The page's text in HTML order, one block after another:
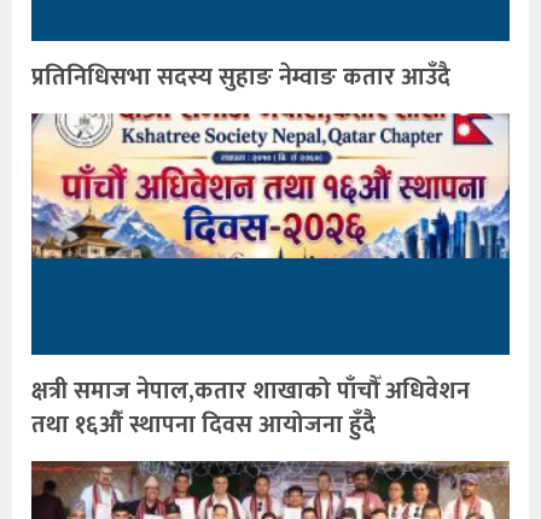
प्रतिनिधिसभा सदस्य सुहाङ नेम्वाङ कतार आउँदै
क्षत्री समाज नेपाल,कतार शाखाको पाँचौँ अधिवेशन
तथा १६औँ स्थापना दिवस आयोजना हुँदै